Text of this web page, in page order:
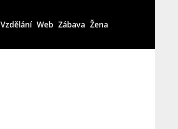
Vzdělání Web Zábava Žena